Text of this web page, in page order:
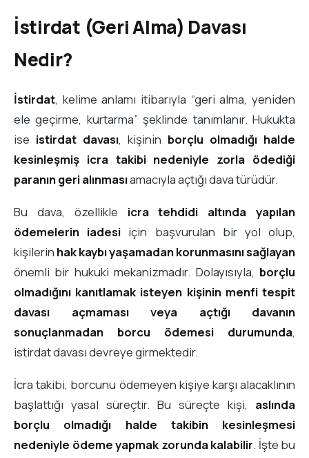
İstirdat (Geri Alma) Davası
Nedir?
İstirdat, kelime anlamı itibarıyla “geri alma, yeniden
ele geçirme, kurtarma” şeklinde tanımlanır. Hukukta
ise istirdat davası, kişinin borçlu olmadığı halde
kesinleşmiş icra takibi nedeniyle zorla ödediği
paranın geri alınmasıamacıyla açtığı dava türüdür.
Bu dava, özellikle icra tehdidi altında yapılan
ödemelerin iadesi için başvurulan bir yol olup,
kişilerin hak kaybı yaşamadan korunmasını sağlayan
önemli bir hukuki mekanizmadır. Dolayısıyla, borçlu
olmadığını kanıtlamak isteyen kişinin menfi tespit
davası açmaması veya açtığı davanın
sonuçlanmadan borcu ödemesi durumunda,
istirdat davası devreye girmektedir.
İcra takibi, borcunu ödemeyen kişiye karşı alacaklının
başlattığı yasal süreçtir. Bu süreçte kişi, aslında
borçlu olmadığı halde takibin kesinleşmesi
nedeniyle ödeme yapmak zorunda kalabilir. İşte bu